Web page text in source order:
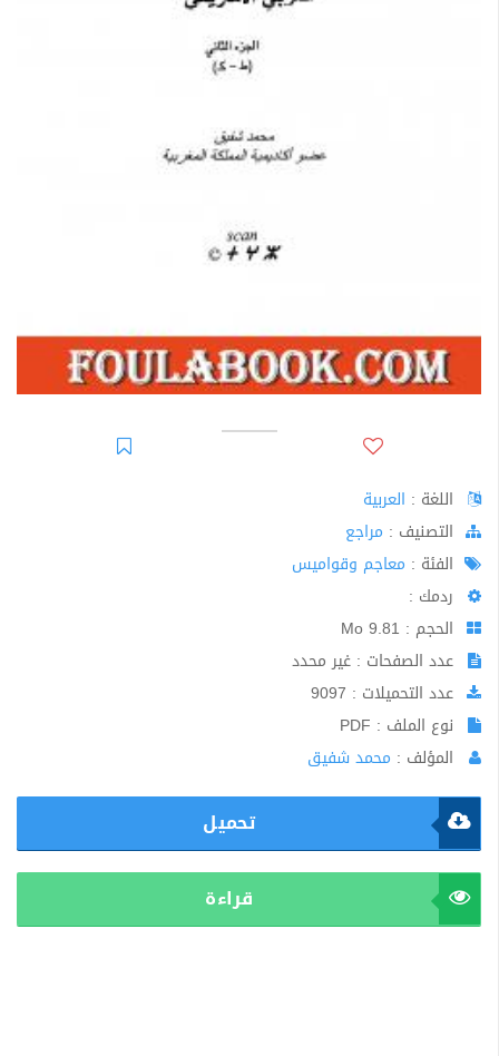
اللغة : العربية
اﻟﺘﺼﻨﻴﻒ : مراجع
الفئة : معاجم وقواميس
ردمك :
الحجم : 9.81 Mo
عدد الصفحات : غير محدد
عدد التحميلات : 9097
نوع الملف : PDF
المؤلف : محمد شفيق
تحميل
قراءة